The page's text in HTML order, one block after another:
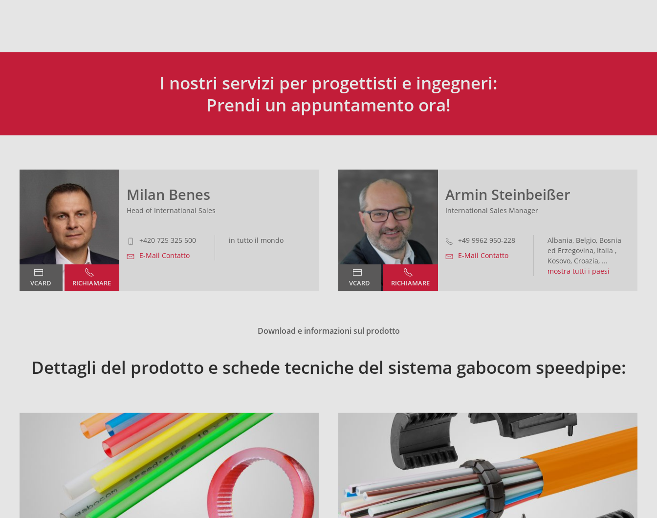
I nostri servizi per progettisti e ingegneri:
Prendi un appuntamento ora!
VCARD RICHIAMARE
Milan Benes
Head of International Sales
+420 725 325 500
E-Mail Contatto
in tutto il mondo
VCARD RICHIAMARE
Armin Steinbeißer
International Sales Manager
+49 9962 950-228
E-Mail Contatto
Albania, Belgio, Bosnia
ed Erzegovina, Italia ,
Kosovo, Croazia, ...
mostra tutti i paesi
Download e informazioni sul prodotto
Dettagli del prodotto e schede tecniche del sistema gabocom speedpipe: